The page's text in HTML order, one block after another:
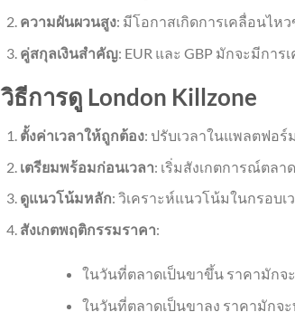
ความผันผวนสูง: มีโอกาสเกิดการเคลื่อนไห
คู่สกุลเงินสำคัญ: EUR และ GBP มักจะมีกา
วิธีการดู London Killzone
ตั้งค่าเวลาให้ถูกต้อง: ปรับเวลาในแพลตฟอ
เตรียมพร้อมก่อนเวลา: เริ่มสังเกตการณ์ตลา
ดูแนวโน้มหลัก: วิเคราะห์แนวโน้มในกรอบ
สังเกตพฤติกรรมราคา:
ในวันที่ตลาดเป็นขาขึ้น ราคามักจ
ในวันที่ตลาดเป็นขาลง ราคามักจ